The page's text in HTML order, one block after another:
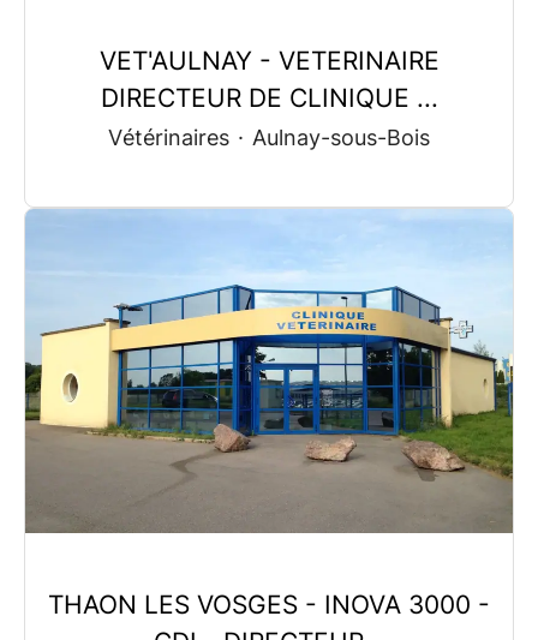
VET'AULNAY - VETERINAIRE
DIRECTEUR DE CLINIQUE ...
Vétérinaires · Aulnay-sous-Bois
THAON LES VOSGES - INOVA 3000 -